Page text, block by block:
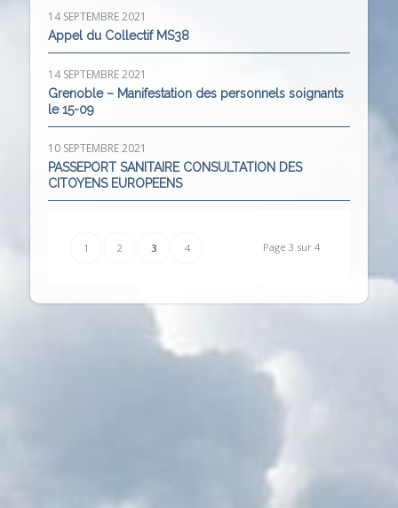
14 SEPTEMBRE 2021
Appel du Collectif MS38
14 SEPTEMBRE 2021
Grenoble – Manifestation des personnels soignants
le 15-09
10 SEPTEMBRE 2021
PASSEPORT SANITAIRE CONSULTATION DES
CITOYENS EUROPEENS
Page 3 sur 4
1 2 3 4